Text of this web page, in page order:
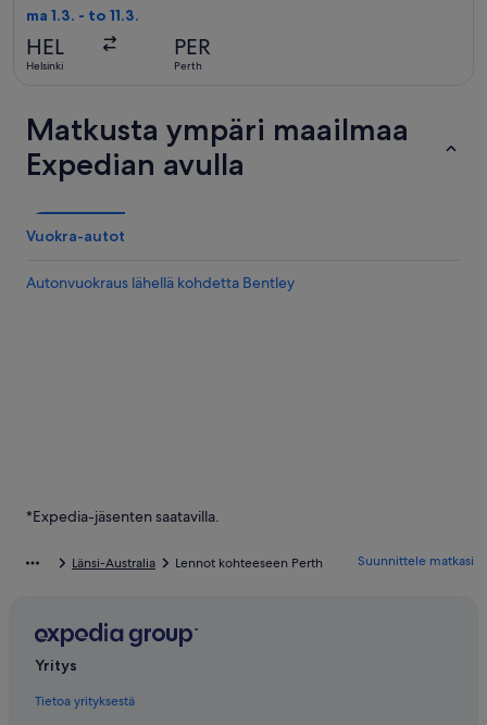
ma 1.3. - to 11.3.
HEL
Helsinki
PER
Perth
Matkusta ympäri maailmaa
Expedian avulla
Vuokra-autot
Autonvuokraus lähellä kohdetta Bentley
*Expedia-jäsenten saatavilla.
Länsi-Australia Lennot kohteeseen Perth Suunnittele matkasi
Yritys
Tietoa yrityksestä